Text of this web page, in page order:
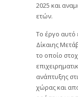
2025 και
ετών.
Το έργο αυτό
Δίκαιης
το οποίο
ανάπτυξης
χώρας και